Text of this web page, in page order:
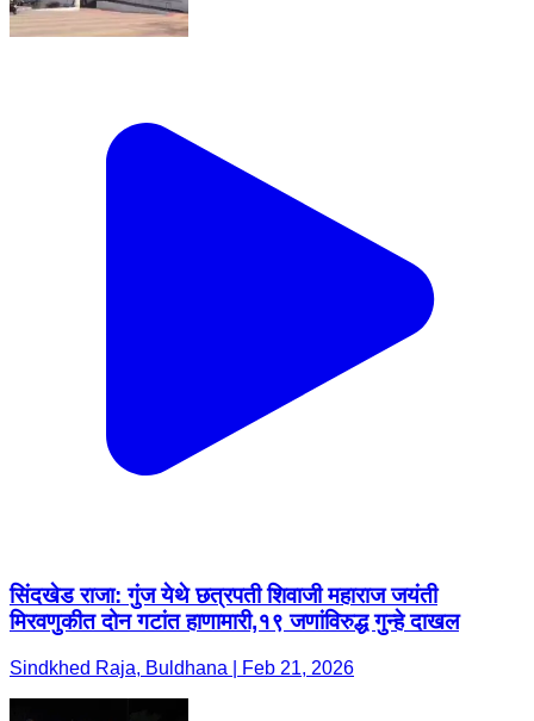
सिंदखेड राजा: गुंज येथे छत्रपती शिवाजी महाराज जयंती
मिरवणुकीत दोन गटांत हाणामारी,१९ जणांविरुद्ध गुन्हे दाखल
Sindkhed Raja, Buldhana | Feb 21, 2026